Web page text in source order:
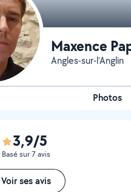
Maxence
Angles-sur-l'Anglin
Photos
3,9/5
Basé sur 7 avis
Voir ses avis